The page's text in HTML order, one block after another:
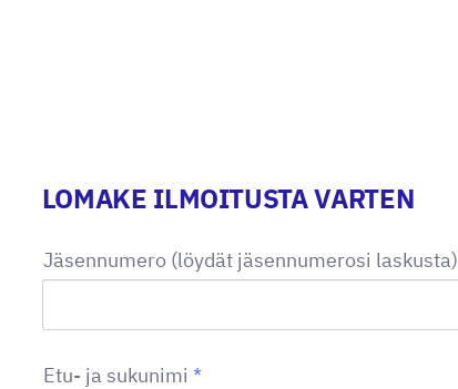
LOMAKE ILMOITUSTA VARTEN
Jäsennumero (löydät jäsennumerosi laskusta)
Etu- ja sukunimi *